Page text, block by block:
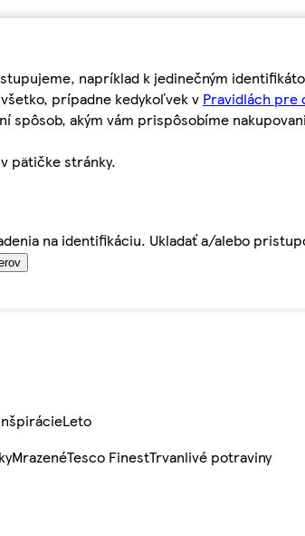
napríklad k jedinečným
prípadne kedykoľvek v Pravidlách pre
spôsob, akým vám prispôsobíme
pätičke stránky.
na identifikáciu. Ukladať a/alebo
Leto
MrazenéTesco FinestTrvanlivé potraviny